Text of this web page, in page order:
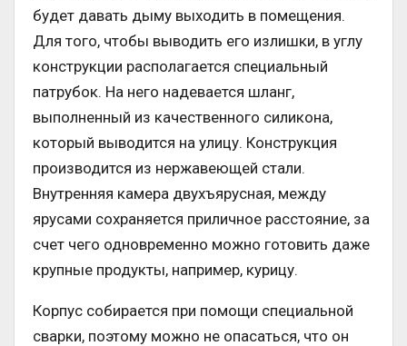
будет давать дыму выходить в помещения.
Для того, чтобы выводить его излишки, в углу
конструкции располагается специальный
патрубок. На него надевается шланг,
выполненный из качественного силикона,
который выводится на улицу. Конструкция
производится из нержавеющей стали.
Внутренняя камера двухъярусная, между
ярусами сохраняется приличное расстояние, за
счет чего одновременно можно готовить даже
крупные продукты, например, курицу.
Корпус собирается при помощи специальной
сварки, поэтому можно не опасаться, что он